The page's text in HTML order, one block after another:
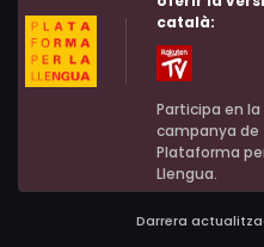
català:
Participa en la
campanya de
Plataforma
Llengua.
Darrera